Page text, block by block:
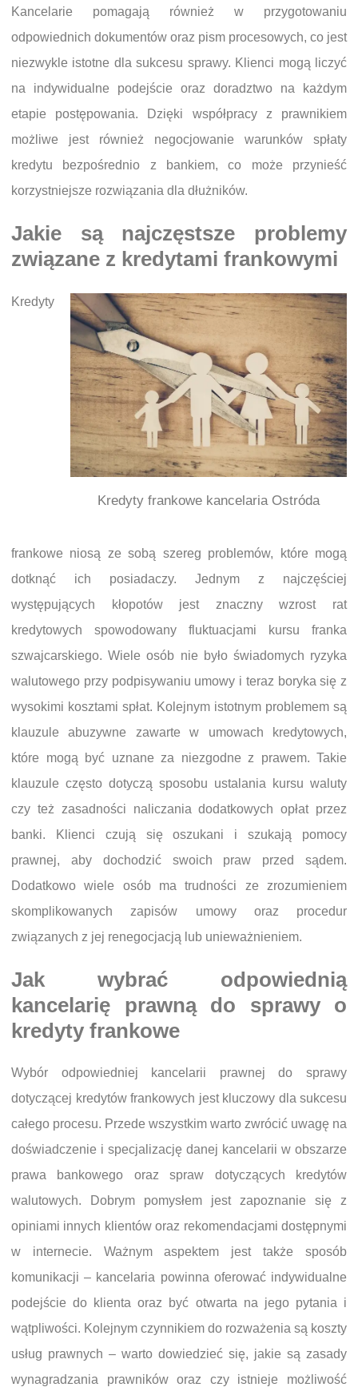
Kancelarie pomagają również w przygotowaniu
odpowiednich dokumentów oraz pism procesowych, co jest
niezwykle istotne dla sukcesu sprawy. Klienci mogą liczyć
na indywidualne podejście oraz doradztwo na każdym
etapie postępowania. Dzięki współpracy z prawnikiem
możliwe jest również negocjowanie warunków spłaty
kredytu bezpośrednio z bankiem, co może przynieść
korzystniejsze rozwiązania dla dłużników.
Jakie są najczęstsze problemy
związane z kredytami frankowymi
Kredyty frankowe kancelaria Ostróda
Kredyty
frankowe niosą ze sobą szereg problemów, które mogą
dotknąć ich posiadaczy. Jednym z najczęściej
występujących kłopotów jest znaczny wzrost rat
kredytowych spowodowany fluktuacjami kursu franka
szwajcarskiego. Wiele osób nie było świadomych ryzyka
walutowego przy podpisywaniu umowy i teraz boryka się z
wysokimi kosztami spłat. Kolejnym istotnym problemem są
klauzule abuzywne zawarte w umowach kredytowych,
które mogą być uznane za niezgodne z prawem. Takie
klauzule często dotyczą sposobu ustalania kursu waluty
czy też zasadności naliczania dodatkowych opłat przez
banki. Klienci czują się oszukani i szukają pomocy
prawnej, aby dochodzić swoich praw przed sądem.
Dodatkowo wiele osób ma trudności ze zrozumieniem
skomplikowanych zapisów umowy oraz procedur
związanych z jej renegocjacją lub unieważnieniem.
Jak wybrać odpowiednią
kancelarię prawną do sprawy o
kredyty frankowe
Wybór odpowiedniej kancelarii prawnej do sprawy
dotyczącej kredytów frankowych jest kluczowy dla sukcesu
całego procesu. Przede wszystkim warto zwrócić uwagę na
doświadczenie i specjalizację danej kancelarii w obszarze
prawa bankowego oraz spraw dotyczących kredytów
walutowych. Dobrym pomysłem jest zapoznanie się z
opiniami innych klientów oraz rekomendacjami dostępnymi
w internecie. Ważnym aspektem jest także sposób
komunikacji – kancelaria powinna oferować indywidualne
podejście do klienta oraz być otwarta na jego pytania i
wątpliwości. Kolejnym czynnikiem do rozważenia są koszty
usług prawnych – warto dowiedzieć się, jakie są zasady
wynagradzania prawników oraz czy istnieje możliwość